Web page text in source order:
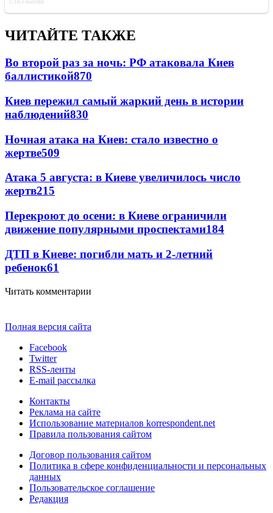
ЧИТАЙТЕ ТАКЖЕ
Во второй раз за ночь: РФ атаковала Киев
баллистикой870
Киев пережил самый жаркий день в истории
наблюдений830
Ночная атака на Киев: стало известно о
жертве509
Атака 5 августа: в Киеве увеличилось число
жертв215
Перекроют до осени: в Киеве ограничили
движение популярными проспектами184
ДТП в Киеве: погибли мать и 2-летний
ребенок61
Читать комментарии
Полная версия сайта
Facebook
Twitter
RSS-ленты
E-mail рассылка
Контакты
Реклама на сайте
Использование материалов korrespondent.net
Правила пользования сайтом
Договор пользования сайтом
Политика в сфере конфиденциальности и персональных
данных
Пользовательское соглашение
Редакция